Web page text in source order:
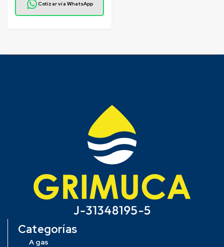
Cotizar vía WhatsApp
Categorías
A gas